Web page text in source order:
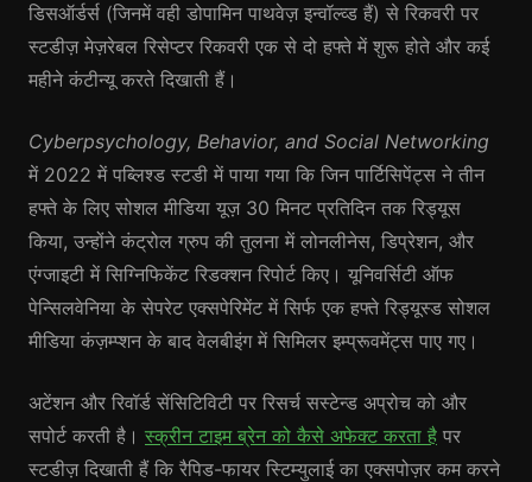
डिसऑर्डर्स (जिनमें वही डोपामिन पाथवेज़ इन्वॉल्व्ड हैं) से रिकवरी पर
स्टडीज़ मेज़रेबल रिसेप्टर रिकवरी एक से दो हफ्ते में शुरू होते और कई
महीने कंटीन्यू करते दिखाती हैं।
Cyberpsychology, Behavior, and Social Networking
में 2022 में पब्लिश्ड स्टडी में पाया गया कि जिन पार्टिसिपेंट्स ने तीन
हफ्ते के लिए सोशल मीडिया यूज़ 30 मिनट प्रतिदिन तक रिड्यूस
किया, उन्होंने कंट्रोल ग्रुप की तुलना में लोनलीनेस, डिप्रेशन, और
एंग्जाइटी में सिग्निफिकेंट रिडक्शन रिपोर्ट किए। यूनिवर्सिटी ऑफ
पेन्सिलवेनिया के सेपरेट एक्सपेरिमेंट में सिर्फ एक हफ्ते रिड्यूस्ड सोशल
मीडिया कंज़म्प्शन के बाद वेलबीइंग में सिमिलर इम्प्रूवमेंट्स पाए गए।
अटेंशन और रिवॉर्ड सेंसिटिविटी पर रिसर्च सस्टेन्ड अप्रोच को और
सपोर्ट करती है। स्क्रीन टाइम ब्रेन को कैसे अफेक्ट करता है पर
स्टडीज़ दिखाती हैं कि रैपिड-फायर स्टिम्युलाई का एक्सपोज़र कम करने